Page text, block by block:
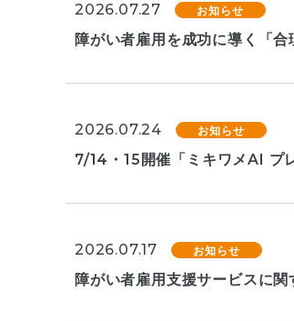
2026.07.27 お知らせ
障がい者雇用を成功に導く「
2026.07.24 お知らせ
7/14・15開催「ミキワメAI プ
2026.07.17 お知らせ
障がい者雇用支援サービスに